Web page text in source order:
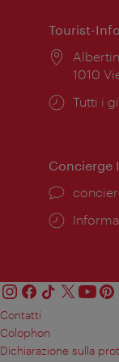
Tourist-
1010
Orari
Tutti i
Concierge
Ort:
Contatti
Colophon
Dichiarazione sulla